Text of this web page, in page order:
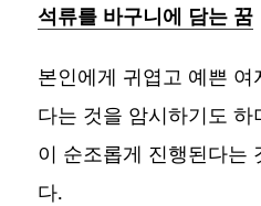
석류를 바구니에 담는 꿈
본인에게 귀엽고 예쁜
다는 것을 암시하기도
이 순조롭게 진행된다는
다.